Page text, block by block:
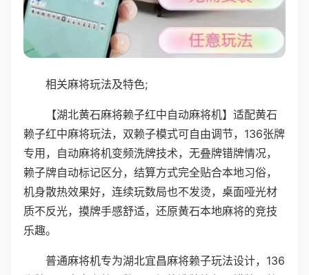
相关麻将玩法及特色;
【湖北黄石麻将赖子红中自动麻将机】适配黄石
赖子红中麻将玩法，双赖子模式可自由调节，136张牌
专用，自动麻将机变频洗牌技术，无叠牌错牌情况，
赖子牌自动标记区分，结算方式完全贴合本地习俗，
机身散热效果好，连续玩数局也不发烫，桌面哑光材
质不反光，摸牌手感舒适，还原黄石本地麻将的竞技
乐趣。
普通麻将机专为湖北宜昌麻将赖子玩法设计，136